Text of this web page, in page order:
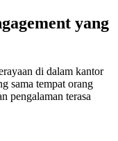
yang
di dalam kantor
sama tempat orang
pengalaman terasa